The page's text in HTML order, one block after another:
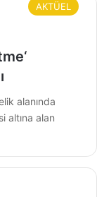
AKTÜEL
alanında
altına alan